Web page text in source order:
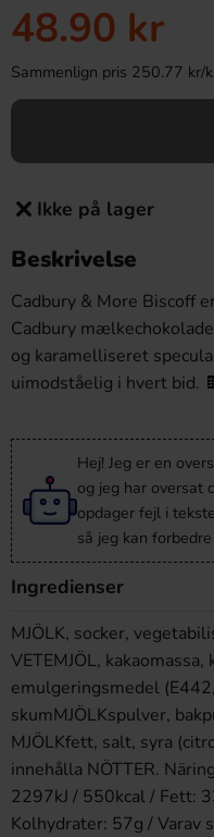
48.90 kr
Sammenlign pris 250.77 kr/
Ikke på lager
Beskrivelse
Cadbury & More Biscoff
Cadbury
og karamelliseret
uimodståelig i hvert bid.
Hej! Jeg er en
og jeg har oversat
opdager fejl i
så jeg kan
Ingredienser
MJÖLK, socker,
VETEMJÖL,
emulgeringsmedel
skumMJÖLKspulver,
MJÖLKfett, salt, syra
innehålla NÖTTER.
2297kJ / 550kcal / Fett:
Kolhydrater: 57g / Varav